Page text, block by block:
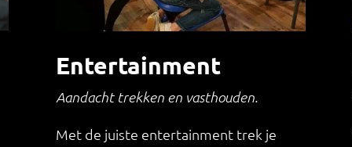
Entertainment
Aandacht trekken en vasthouden.
Met de juiste entertainment trek je